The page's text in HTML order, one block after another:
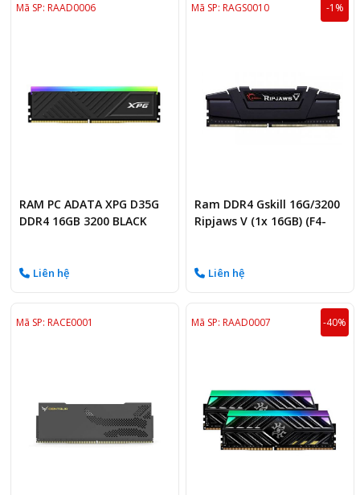
Mã SP: RAAD0006
RAM PC ADATA XPG D35G
DDR4 16GB 3200 BLACK
Liên hệ
Mã SP: RAGS0010 -1%
Ram DDR4 Gskill 16G/3200
Ripjaws V (1x 16GB) (F4-
Liên hệ
Mã SP: RACE0001 Mã SP: RAAD0007 -40%